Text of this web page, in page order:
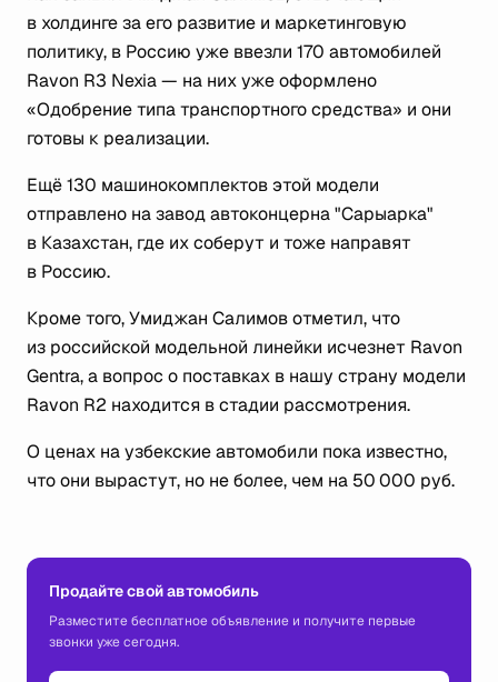
в холдинге за его развитие и маркетинговую
политику, в Россию уже ввезли 170 автомобилей
Ravon R3 Nexia — на них уже оформлено
«Одобрение типа транспортного средства» и они
готовы к реализации.
Ещё 130 машинокомплектов этой модели
отправлено на завод автоконцерна "Сарыарка"
в Казахстан, где их соберут и тоже направят
в Россию.
Кроме того, Умиджан Салимов отметил, что
из российской модельной линейки исчезнет Ravon
Gentra, а вопрос о поставках в нашу страну модели
Ravon R2 находится в стадии рассмотрения.
О ценах на узбекские автомобили пока известно,
что они вырастут, но не более, чем на 50 000 руб.
Продайте свой автомобиль
Разместите бесплатное объявление и получите первые
звонки уже сегодня.